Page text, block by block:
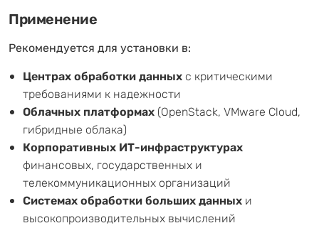
Применение
Рекомендуется для установки в:
Центрах обработки данных с критическими
требованиями к надежности
Облачных платформах (OpenStack, VMware Cloud,
гибридные облака)
Корпоративных ИТ-инфраструктурах
финансовых, государственных и
телекоммуникационных организаций
Системах обработки больших данных и
высокопроизводительных вычислений